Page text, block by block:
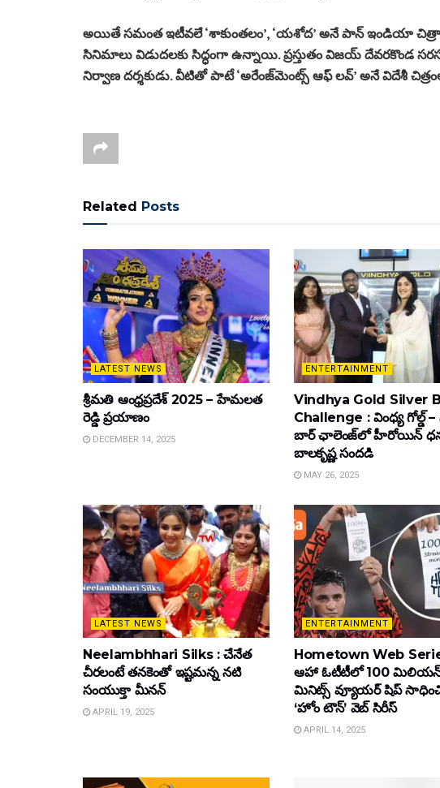
అయితే సమంత ఇటీవలే ‘శాకుంతలం’, ‘యశోద’ అనే పాన్‌ ఇండియా
సినిమాలు విడుదలకు సిద్ధంగా ఉన్నాయి. ప్రస్తుతం విజయ్‌ దేవరకొండ
నిర్వాణ దర్శకుడు. వీటితో పాటే ‘అరేంజ్‌మెంట్స్‌ ఆఫ్‌ లవ్‌’ అనే విదేశీ
Related Posts
LATEST NEWS
శ్రీమతి ఆంధ్రప్రదేశ్ 2025 – హేమలత
రెడ్డి ప్రయాణం
DECEMBER 14, 2025
ENTERTAINMENT
Vindhya Gold Silver
Challenge : వింధ్య గోల్డ్ –
బార్ ఛాలెంజ్‌లో హీరోయిన్
బాల‌కృష్ణ‌ సందడి
MAY 26, 2025
LATEST NEWS
Neelambhhari Silks : చేనేత
చీరలంటే తనకెంతో ఇష్టమన్న నటి
సంయుక్తా మీనన్‌
APRIL 19, 2025
ENTERTAINMENT
Hometown Web
ఆహా ఓటీటీలో 100 మిలియన్
మినిట్స్ వ్యూయర్ షిప్
‘హోం టౌన్’ వెబ్ సిరీస్
APRIL 14, 2025